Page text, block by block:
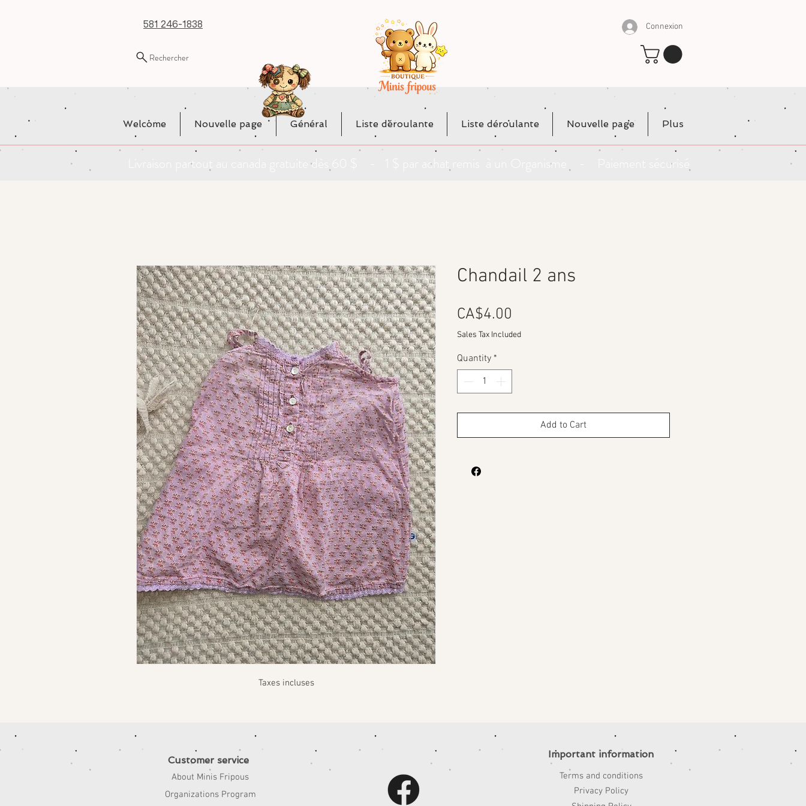
581 246-1838
Rechercher
Connexion
Welcome Nouvelle page Général Liste déroulante Liste déroulante Nouvelle page Plus
Livraison partout au canada gratuite dès 60 $ - 1 $ par achat remis à un Organisme - Paiement sécurisé
Taxes incluses
Chandail 2 ans
CA$4.00
Sales Tax Included
Quantity *
Add to Cart
Customer service
About Minis Fripous
Organizations Program
Important information
Terms and conditions
Privacy Policy